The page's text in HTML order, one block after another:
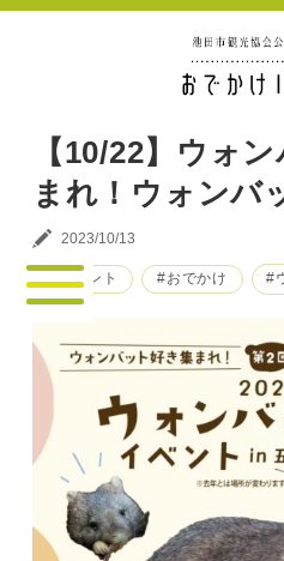
【10/22】ウォ
まれ！ウォンバ
2023/10/13
#イベント #おでかけ #